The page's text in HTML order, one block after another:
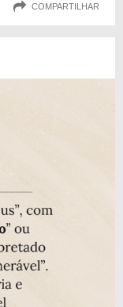
COMPARTILHAR